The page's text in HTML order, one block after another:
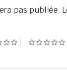
pas publiée.